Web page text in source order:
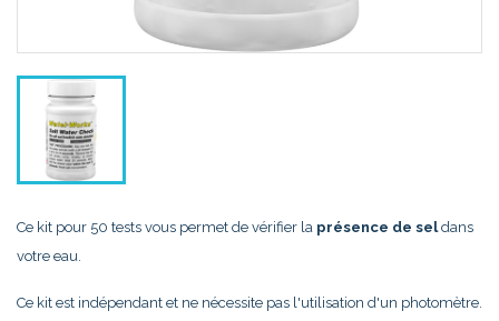
Ce kit pour 50 tests vous permet de vérifier la présence de seldans
votre eau.
Ce kit est indépendant et ne nécessite pas l'utilisation d'un photomètre.